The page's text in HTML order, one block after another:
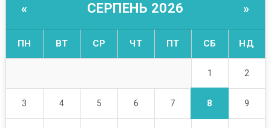
« СЕРПЕНЬ 2026 »
ПН ВТ СР ЧТ ПТ СБ НД
1 2
3 4 5 6 7 8 9